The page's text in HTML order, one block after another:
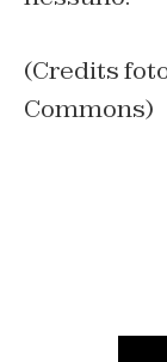
(Credits
Commons)